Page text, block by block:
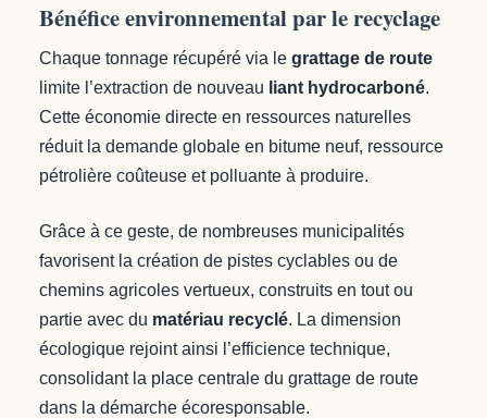
Bénéfice environnemental par le recyclage
Chaque tonnage récupéré via le grattage de route
limite l’extraction de nouveau liant hydrocarboné.
Cette économie directe en ressources naturelles
réduit la demande globale en bitume neuf, ressource
pétrolière coûteuse et polluante à produire.
Grâce à ce geste, de nombreuses municipalités
favorisent la création de pistes cyclables ou de
chemins agricoles vertueux, construits en tout ou
partie avec du matériau recyclé. La dimension
écologique rejoint ainsi l’efficience technique,
consolidant la place centrale du grattage de route
dans la démarche écoresponsable.